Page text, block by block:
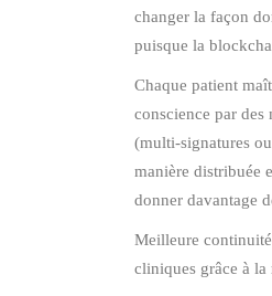
changer la façon
puisque la
Chaque patient
conscience par
(multi-signatures
manière distribuée
donner davantage
Meilleure
cliniques grâce à